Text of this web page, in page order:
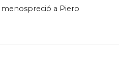
a Piero